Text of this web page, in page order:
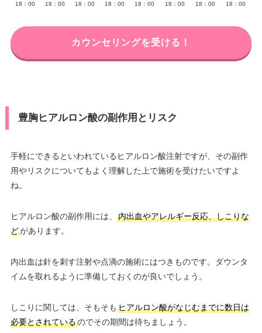
18：00
18：00
18：00
18：00
18：00
18：00
18：00
18：00
カウンセリングを受ける！
豊胸ヒアルロン酸の副作用とリスク
手軽にできるといわれているヒアルロン酸注射ですが、その副作
用やリスクについてもよく理解した上で施術を受けたいですよ
ね。
ヒアルロン酸の副作用には、
内出血やアレルギー反応、しこりな
どがあります。
内出血は針を刺す注射や点滴の施術にはつきものです。ダウンタ
イムを取れるように準備しておくのが良いでしょう。
しこりに関しては、そもそも ヒアルロン酸がなじむまでに数日は
必要とされているのでその期間は待ちましょう。